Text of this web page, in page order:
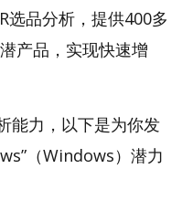
选品分析，提供400多
产品，实现快速增
能力，以下是为你发
（Windows）潜力